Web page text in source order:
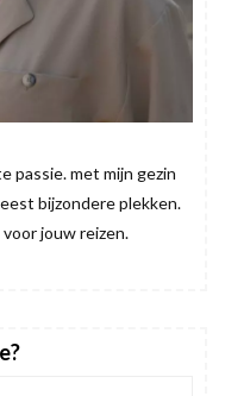
passie. met mijn gezin
bijzondere plekken.
jouw reizen.